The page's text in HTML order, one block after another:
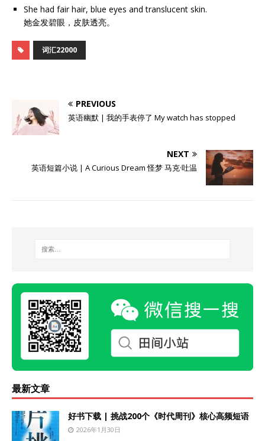
She had fair hair, blue eyes and translucent skin.
她金发碧眼，皮肤透亮。
词汇22000
PREVIOUS
英语幽默 | 我的手表停了 My watch has stopped
NEXT
英语短篇小说 | A Curious Dream 怪梦 马克·吐温
最新文章
好书下载 | 挑战200个《时代周刊》核心高频短语
2026年1月30日